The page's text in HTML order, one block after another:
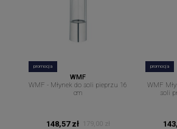
promocja
WMF
WMF - Młynek do soli pieprzu 16
cm
148,57 zł
179,00 zł
promocja
WMF
soli